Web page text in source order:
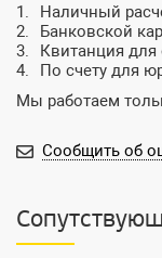
Наличный
Банковской
Квитанция
По счету для
Мы работаем
Сообщить об